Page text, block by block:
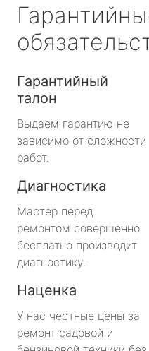
Гарантийный
талон
Выдаем гарантию не
зависимо от сложности
работ.
Диагностика
Мастер перед
ремонтом совершенно
бесплатно производит
диагностику.
Наценка
У нас честные цены за
ремонт садовой и